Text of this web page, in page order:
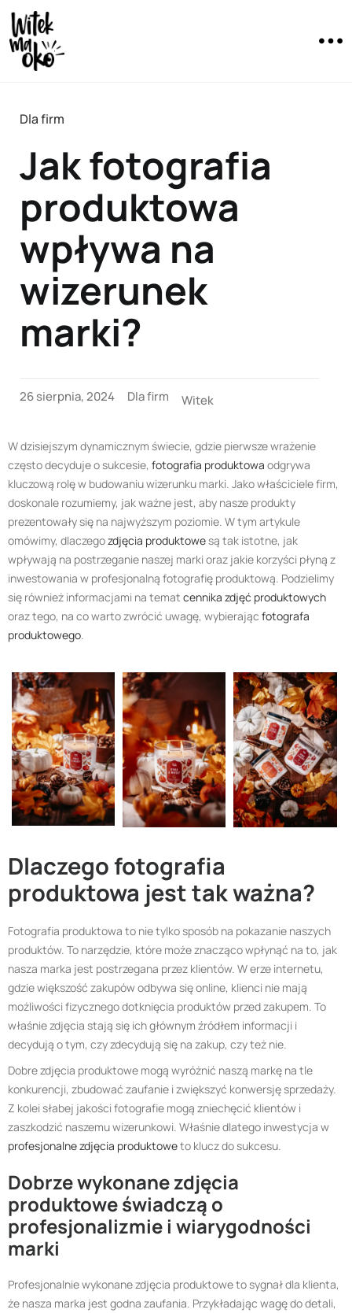
Dla firm
Jak fotografia
produktowa
wpływa na
wizerunek
marki?
26 sierpnia, 2024 Dla firm Witek
W dzisiejszym dynamicznym świecie, gdzie pierwsze wrażenie
często decyduje o sukcesie, fotografia produktowa odgrywa
kluczową rolę w budowaniu wizerunku marki. Jako właściciele firm,
doskonale rozumiemy, jak ważne jest, aby nasze produkty
prezentowały się na najwyższym poziomie. W tym artykule
omówimy, dlaczegozdjęcia produktowesą tak istotne, jak
wpływają na postrzeganie naszej marki oraz jakie korzyści płyną z
inwestowania w profesjonalną fotografię produktową. Podzielimy
się również informacjami na temat cennika zdjęć produktowych
oraz tego, na co warto zwrócić uwagę, wybierając fotografa
produktowego.
Dlaczego fotografia
produktowa jest tak ważna?
Fotografia produktowa to nie tylko sposób na pokazanie naszych
produktów. To narzędzie, które może znacząco wpłynąć na to, jak
nasza marka jest postrzegana przez klientów. W erze internetu,
gdzie większość zakupów odbywa się online, klienci nie mają
możliwości fizycznego dotknięcia produktów przed zakupem. To
właśnie zdjęcia stają się ich głównym źródłem informacji i
decydują o tym, czy zdecydują się na zakup, czy też nie.
Dobre zdjęcia produktowe mogą wyróżnić naszą markę na tle
konkurencji, zbudować zaufanie i zwiększyć konwersję sprzedaży.
Z kolei słabej jakości fotografie mogą zniechęcić klientów i
zaszkodzić naszemu wizerunkowi. Właśnie dlatego inwestycja w
profesjonalne zdjęcia produktoweto klucz do sukcesu.
Dobrze wykonane zdjęcia
produktowe świadczą o
profesjonalizmie i wiarygodności
marki
Profesjonalnie wykonane zdjęcia produktowe to sygnał dla klienta,
że nasza marka jest godna zaufania. Przykładając wagę do detali,